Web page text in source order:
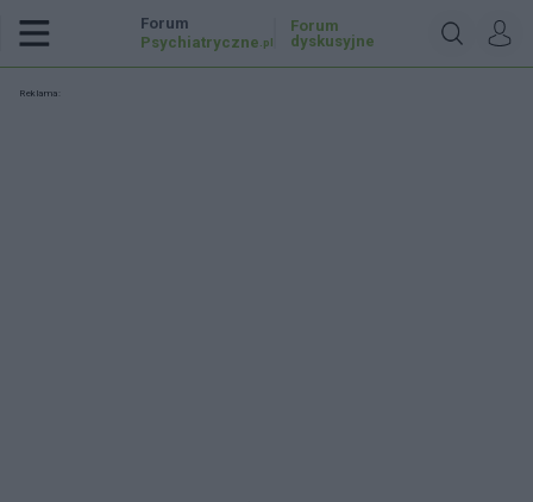
Forum
Psychiatryczne .pl
Forum
dyskusyjne
Reklama: